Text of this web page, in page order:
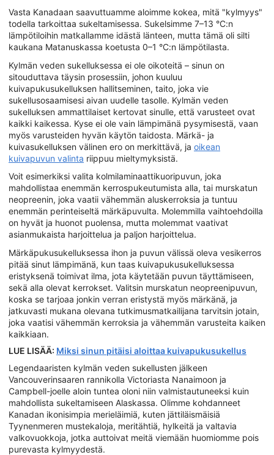
Vasta Kanadaan saavuttuamme aloimme kokea, mitä "kylmyys"
todella tarkoittaa sukeltamisessa. Sukelsimme 7–13 °C:n
lämpötiloihin matkallamme idästä länteen, mutta tämä oli silti
kaukana Matanuskassa koetusta 0–1 °C:n lämpötilasta.
Kylmän veden sukelluksessa ei ole oikoteitä – sinun on
sitouduttava täysin prosessiin, johon kuuluu
kuivapukusukelluksen hallitseminen, taito, joka vie
sukellusosaamisesi aivan uudelle tasolle. Kylmän veden
sukelluksen ammattilaiset kertovat sinulle, että varusteet ovat
kaikki kaikessa. Kyse ei ole vain lämpimänä pysymisestä, vaan
myös varusteiden hyvän käytön taidosta. Märkä- ja
kuivasukelluksen välinen ero on merkittävä, ja oikean
kuivapuvun valinta riippuu mieltymyksistä.
Voit esimerkiksi valita kolmilaminaattikuoripuvun, joka
mahdollistaa enemmän kerrospukeutumista alla, tai murskatun
neopreenin, joka vaatii vähemmän aluskerroksia ja tuntuu
enemmän perinteiseltä märkäpuvulta. Molemmilla vaihtoehdoilla
on hyvät ja huonot puolensa, mutta molemmat vaativat
asianmukaista harjoittelua ja paljon harjoittelua.
Märkäpukusukelluksessa ihon ja puvun välissä oleva vesikerros
pitää sinut lämpimänä, kun taas kuivapukusukelluksessa
eristyksenä toimivat ilma, jota käytetään puvun täyttämiseen,
sekä alla olevat kerrokset. Valitsin murskatun neopreenipuvun,
koska se tarjoaa jonkin verran eristystä myös märkänä, ja
jatkuvasti mukana olevana tutkimusmatkailijana tarvitsin jotain,
joka vaatisi vähemmän kerroksia ja vähemmän varusteita kaiken
kaikkiaan.
LUE LISÄÄ: Miksi sinun pitäisi aloittaa kuivapukusukellus
Legendaaristen kylmän veden sukellusten jälkeen
Vancouverinsaaren rannikolla Victoriasta Nanaimoon ja
Campbell-joelle aloin tuntea oloni niin valmistautuneeksi kuin
mahdollista sukeltamiseen Alaskassa. Olimme kohdanneet
Kanadan ikonisimpia merieläimiä, kuten jättiläismäisiä
Tyynenmeren mustekaloja, meritähtiä, hylkeitä ja valtavia
valkovuokkoja, jotka auttoivat meitä viemään huomiomme pois
purevasta kylmyydestä.